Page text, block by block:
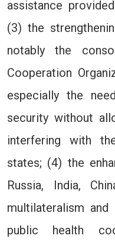
assistance
(3) the
notably the
Cooperation
especially the
security without
interfering with
states; (4) the
Russia, India,
multilateralism
public health